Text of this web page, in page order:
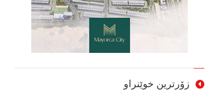
زۆرترین خوێنراو